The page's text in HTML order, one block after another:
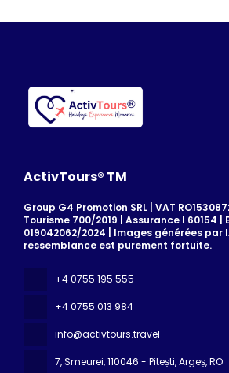
ActivTours® TM
Group G4 Promotion SRL | VAT
Tourisme 700/2019 | Assurance I 60154 |
019042062/2024 | Images générées par
ressemblance est purement fortuite.
+4 0755 195 555
+4 0755 013 984
info@activtours.travel
7, Smeurei, 110046 - Pitești, Argeș, RO